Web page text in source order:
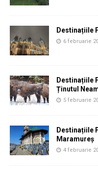
Destinațiile
6 februarie
Destinațiile
Ținutul
5 februarie
Destinațiile
Maramureș
4 februarie